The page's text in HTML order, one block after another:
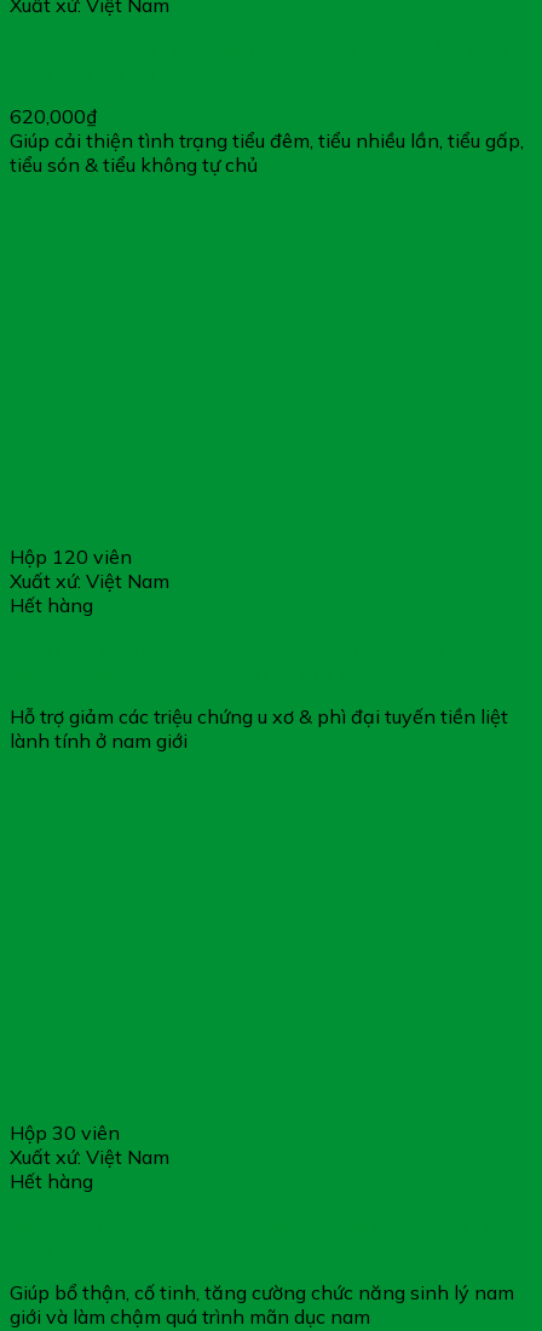
Xuất xứ: Việt Nam
620,000₫
Giúp cải thiện tình trạng tiểu đêm, tiểu nhiều lần, tiểu gấp,
tiểu són & tiểu không tự chủ
Hộp 120 viên
Xuất xứ: Việt Nam
Hết hàng
Hỗ trợ giảm các triệu chứng u xơ & phì đại tuyến tiền liệt
lành tính ở nam giới
Hộp 30 viên
Xuất xứ: Việt Nam
Hết hàng
Giúp bổ thận, cố tinh, tăng cường chức năng sinh lý nam
giới và làm chậm quá trình mãn dục nam